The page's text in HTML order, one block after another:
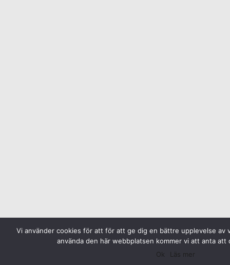
Vi använder cookies för att för att ge dig en bättre upplevelse av
använda den här webbplatsen kommer vi att anta att
Ok
Läs mer